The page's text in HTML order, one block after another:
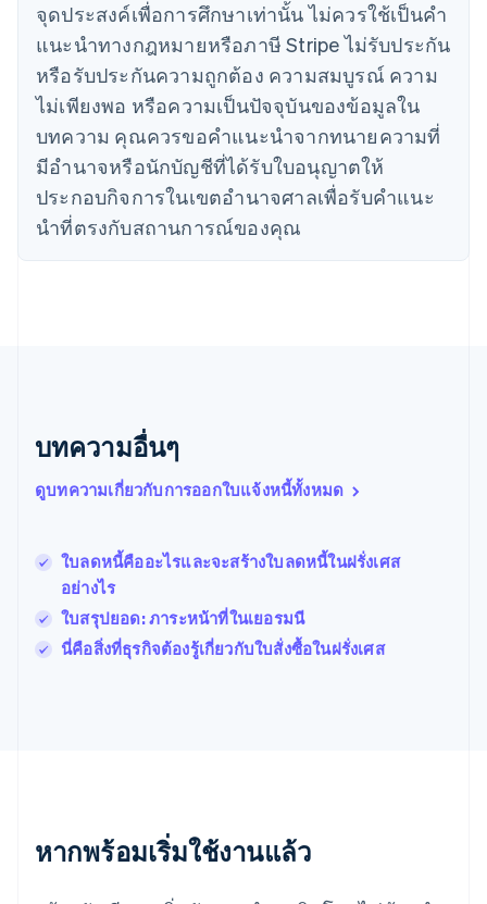
จุดประสงค์เพื่อการศึกษาเท่านั้น ไม่ควรใช้เป็นคํา
แนะนําทางกฎหมายหรือภาษี Stripe ไม่รับประกัน
หรือรับประกันความถูกต้อง ความสมบูรณ์ ความ
ไม่เพียงพอ หรือความเป็นปัจจุบันของข้อมูลใน
บทความ คุณควรขอคําแนะนําจากทนายความที่
มีอํานาจหรือนักบัญชีที่ได้รับใบอนุญาตให้
ประกอบกิจการในเขตอํานาจศาลเพื่อรับคําแนะ
นําที่ตรงกับสถานการณ์ของคุณ
บทความอื่นๆ
ดูบทความเกี่ยวกับการออกใบแจ้งหนี้ทั้งหมด
ใบลดหนี้คืออะไรและจะสร้างใบลดหนี้ในฝรั่งเศส
อย่างไร
ใบสรุปยอด: ภาระหน้าที่ในเยอรมนี
นี่คือสิ่งที่ธุรกิจต้องรู้เกี่ยวกับใบสั่งซื้อในฝรั่งเศส
หากพร้อมเริ่มใช้งานแล้ว
ญี่ปุ่น
日本語English
เดนมาร์ก
English
ไทย
ไทยEnglish
English
นิวซีแลนด์
English
เนเธอร์แลนด์
NederlandsEnglish
PortuguêsEnglish
English
ฟินแลนด์
English
มอลตา
English
มาเลเซีย
简体中文
English
ลักเซมเบิร์ก